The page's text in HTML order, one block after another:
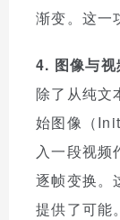
渐变。这一
4. 图像与视
除了从纯文
始图像（
入一段视频
逐帧变换。
提供了可能。